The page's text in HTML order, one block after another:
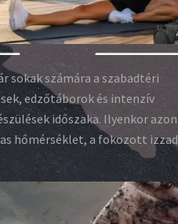
sokak számára a szabadtéri
edzőtáborok és intenzív
időszaka. Ilyenkor
hőmérséklet, a fokozott